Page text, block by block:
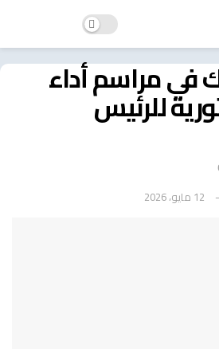
في مراسم أداء
للرئيس
12 مايو، 2026